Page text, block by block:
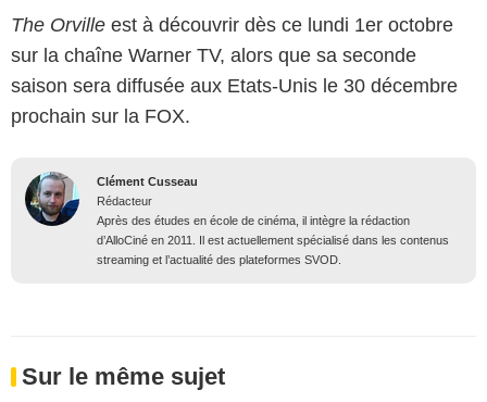
The Orville est à découvrir dès ce lundi 1er octobre
sur la chaîne Warner TV, alors que sa seconde
saison sera diffusée aux Etats-Unis le 30 décembre
prochain sur la FOX.
Clément Cusseau
Rédacteur
Après des études en école de cinéma, il intègre la rédaction
d’AlloCiné en 2011. Il est actuellement spécialisé dans les contenus
streaming et l’actualité des plateformes SVOD.
Sur le même sujet